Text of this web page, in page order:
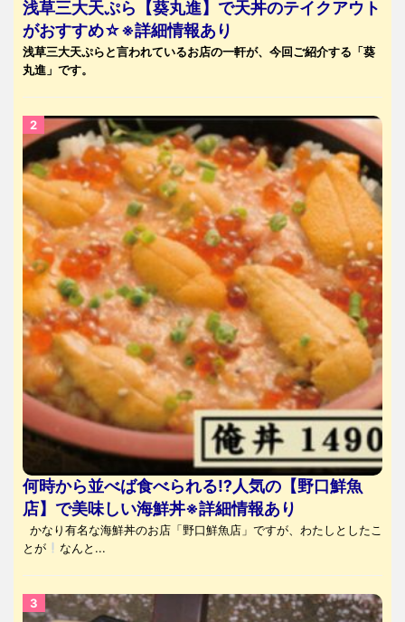
浅草三大天ぷら【葵丸進】で天丼のテイクアウト
がおすすめ☆※詳細情報あり
浅草三大天ぷらと言われているお店の一軒が、今回ご紹介する「葵
丸進」です。
何時から並べば食べられる⁉人気の【野口鮮魚
店】で美味しい海鮮丼※詳細情報あり
かなり有名な海鮮丼のお店「野口鮮魚店」ですが、わたしとしたこ
とが
なんと...